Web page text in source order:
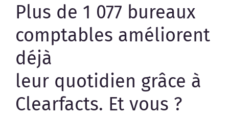
Plus de 1 077 bureaux
comptables améliorent
déjà
leur quotidien grâce à
Clearfacts. Et vous ?